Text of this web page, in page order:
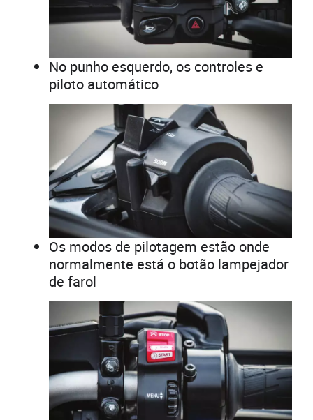
No punho esquerdo, os controles e
piloto automático
Os modos de pilotagem estão onde
normalmente está o botão lampejador
de farol